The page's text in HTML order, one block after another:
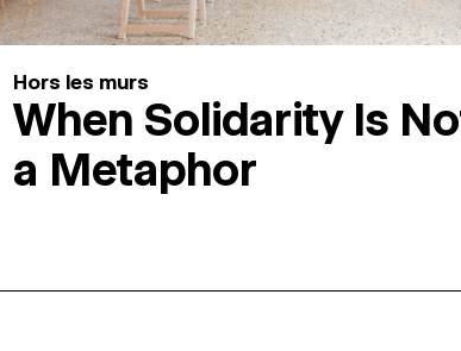
Hors les murs
When Solidarity Is
a Metaphor